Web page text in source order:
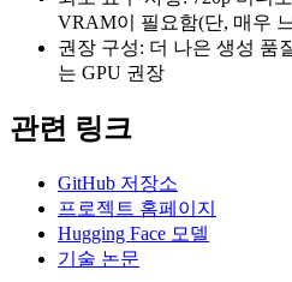
VRAM이 필요함(단, 매우
권장 구성: 더 나은 생성 품
는 GPU 권장
관련 링크
GitHub 저장소
프로젝트 홈페이지
Hugging Face 모델
기술 논문